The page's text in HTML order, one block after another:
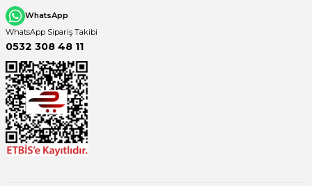
WhatsApp
WhatsApp Sipariş Takibi
0532 308 48 11